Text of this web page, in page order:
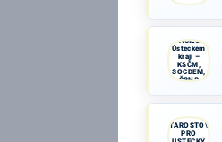
STAČILO! v
Ústeckém
kraji –
KSČM,
SOCDEM,
ČSNS
STAROSTOVÉ
PRO